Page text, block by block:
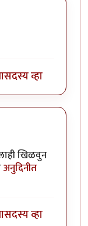
सदस्य व्हा
खिळवुन
अनुदिनीत
सदस्य व्हा